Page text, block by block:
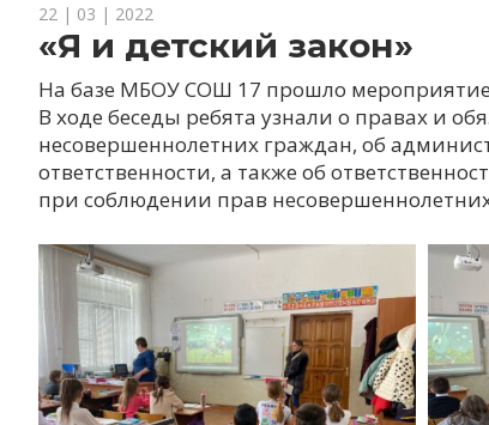
22 | 03 | 2022
«Я и детский закон»
На базе МБОУ СОШ 17 прошло мероприятие
В ходе беседы ребята узнали о правах и
несовершеннолетних граждан, об
ответственности, а также об
при соблюдении прав